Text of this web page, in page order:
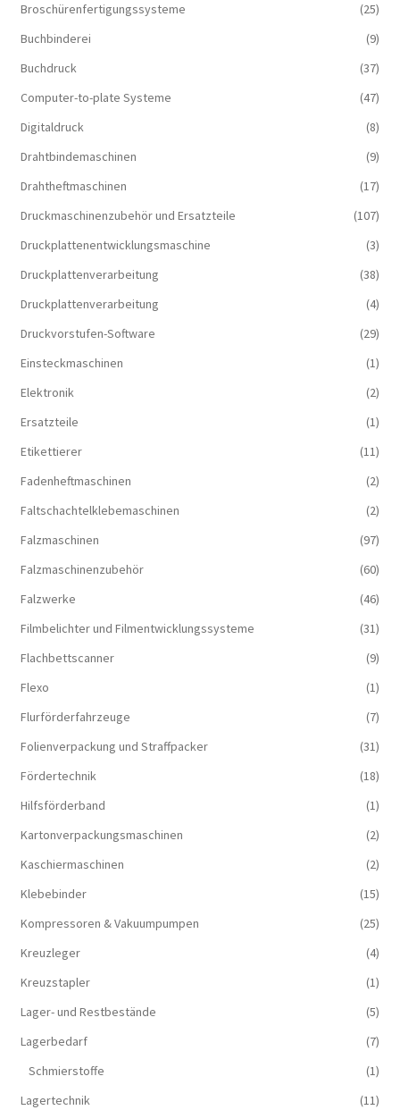
Broschürenfertigungssysteme
(25)
Buchbinderei
(9)
Buchdruck
(37)
Computer-to-plate Systeme
(47)
Digitaldruck
(8)
Drahtbindemaschinen
(9)
Drahtheftmaschinen
(17)
Druckmaschinenzubehör und Ersatzteile
(107)
Druckplattenentwicklungsmaschine
(3)
Druckplattenverarbeitung
(38)
Druckplattenverarbeitung
(4)
Druckvorstufen-Software
(29)
Einsteckmaschinen
(1)
Elektronik
(2)
Ersatzteile
(1)
Etikettierer
(11)
Fadenheftmaschinen
(2)
Faltschachtelklebemaschinen
(2)
Falzmaschinen
(97)
Falzmaschinenzubehör
(60)
Falzwerke
(46)
Filmbelichter und Filmentwicklungssysteme
(31)
Flachbettscanner
(9)
Flexo
(1)
Flurförderfahrzeuge
(7)
Folienverpackung und Straffpacker
(31)
Fördertechnik
(18)
Hilfsförderband
(1)
Kartonverpackungsmaschinen
(2)
Kaschiermaschinen
(2)
Klebebinder
(15)
Kompressoren & Vakuum­pumpen
(25)
Kreuzleger
(4)
Kreuzstapler
(1)
Lager- und Restbestände
(5)
Lagerbedarf
(7)
Schmierstoffe
(1)
Lagertechnik
(11)